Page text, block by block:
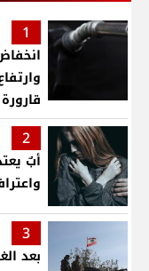
1
2
أبٌ
3
بعد